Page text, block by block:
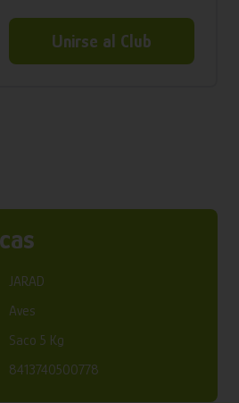
Unirse al Club
JARAD
Aves
Saco 5 Kg
8413740500778